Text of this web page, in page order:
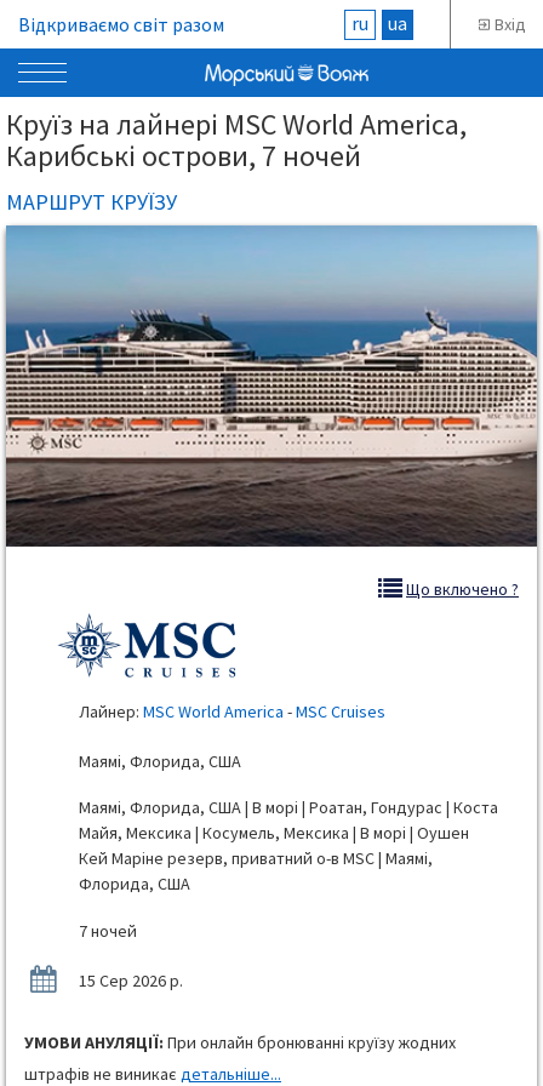
Відкриваємо світ разом ru ua Вхід
Круїз на лайнері MSC World America,
Карибські острови, 7 ночей
МАРШРУТ КРУЇЗУ
Що включено ?
Лайнер: MSC World America -MSC Cruises
Маямі, Флорида, США
Маямі, Флорида, США | В морі | Роатан, Гондурас | Коста
Майя, Мексика | Косумель, Мексика | В морі | Оушен
Кей Маріне резерв, приватний о-в MSC | Маямі,
Флорида, США
7 ночей
15 Сер 2026 р.
УМОВИ АНУЛЯЦІЇ: При онлайн бронюванні круїзу жодних
штрафів не виникає детальніше...